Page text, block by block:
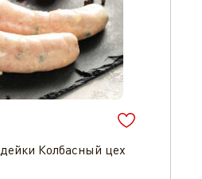
Колбасный цех